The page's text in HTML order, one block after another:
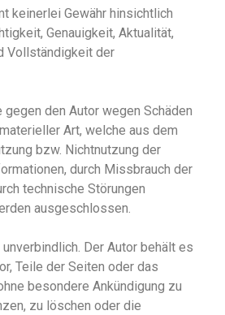
keinerlei Gewähr hinsichtlich
Genauigkeit, Aktualität,
Vollständigkeit der
gegen den Autor wegen Schäden
Art, welche aus dem
bzw. Nichtnutzung der
durch Missbrauch der
technische Störungen
ausgeschlossen.
Der Autor behält es
Teile der Seiten oder das
besondere Ankündigung zu
zu löschen oder die